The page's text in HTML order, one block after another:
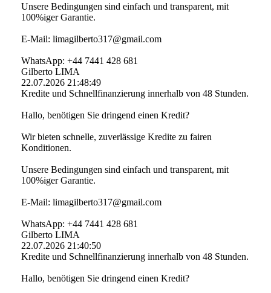
Unsere Bedingungen sind einfach und transparent, mit
100%iger Garantie.
E-Mail: limagilberto317@­gmail.­com
WhatsApp: +44 7441 428 681
Gilberto LIMA
22.07.2026 21:48:49
Kredite und Schnellfinanzierung innerhalb von 48 Stunden.
Hallo, benötigen Sie dringend einen Kredit?
Wir bieten schnelle, zuverlässige Kredite zu fairen
Konditionen.
Unsere Bedingungen sind einfach und transparent, mit
100%iger Garantie.
E-Mail: limagilberto317@­gmail.­com
WhatsApp: +44 7441 428 681
Gilberto LIMA
22.07.2026 21:40:50
Kredite und Schnellfinanzierung innerhalb von 48 Stunden.
Hallo, benötigen Sie dringend einen Kredit?